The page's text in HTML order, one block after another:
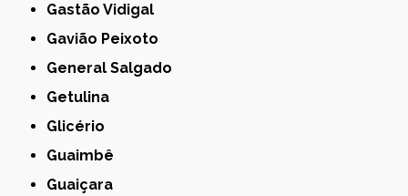
Gastão Vidigal
Gavião Peixoto
General Salgado
Getulina
Glicério
Guaimbê
Guaiçara